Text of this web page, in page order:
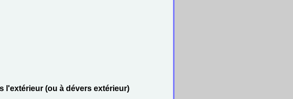
l'extérieur (ou à dévers extérieur)